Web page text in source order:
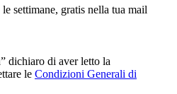
settimane, gratis nella tua mail
dichiaro di aver letto la
le Condizioni Generali di